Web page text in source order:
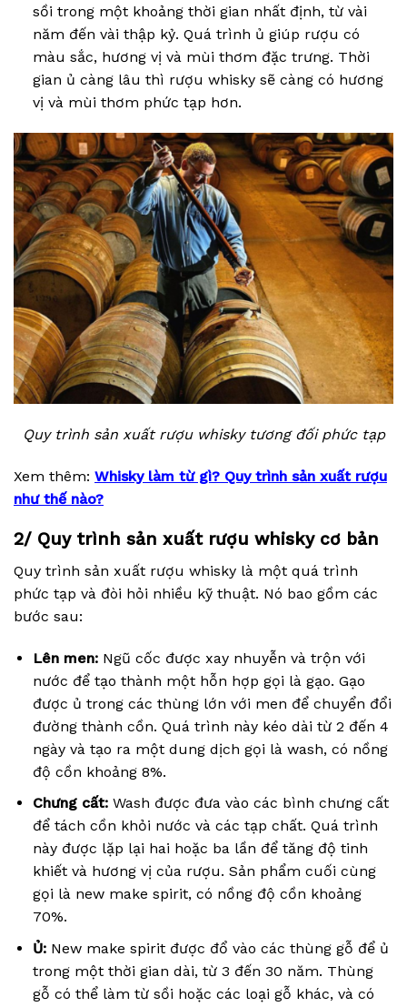
sồi trong một khoảng thời gian nhất định, từ vài
năm đến vài thập kỷ. Quá trình ủ giúp rượu có
màu sắc, hương vị và mùi thơm đặc trưng. Thời
gian ủ càng lâu thì rượu whisky sẽ càng có hương
vị và mùi thơm phức tạp hơn.
Quy trình sản xuất rượu whisky tương đối phức tạp
Xem thêm: Whisky làm từ gì? Quy trình sản xuất rượu
như thế nào?
2/ Quy trình sản xuất rượu whisky cơ bản
Quy trình sản xuất rượu whisky là một quá trình
phức tạp và đòi hỏi nhiều kỹ thuật. Nó bao gồm các
bước sau:
Lên men:Ngũ cốc được xay nhuyễn và trộn với
nước để tạo thành một hỗn hợp gọi là gạo. Gạo
được ủ trong các thùng lớn với men để chuyển đổi
đường thành cồn. Quá trình này kéo dài từ 2 đến 4
ngày và tạo ra một dung dịch gọi là wash, có nồng
độ cồn khoảng 8%.
Chưng cất:Wash được đưa vào các bình chưng cất
để tách cồn khỏi nước và các tạp chất. Quá trình
này được lặp lại hai hoặc ba lần để tăng độ tinh
khiết và hương vị của rượu. Sản phẩm cuối cùng
gọi là new make spirit, có nồng độ cồn khoảng
70%.
Ủ:New make spirit được đổ vào các thùng gỗ để ủ
trong một thời gian dài, từ 3 đến 30 năm. Thùng
gỗ có thể làm từ sồi hoặc các loại gỗ khác, và có